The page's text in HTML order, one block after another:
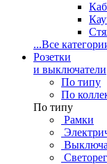
...Все
Розетки
и выключатели
По типу
По
По типу
Рамки